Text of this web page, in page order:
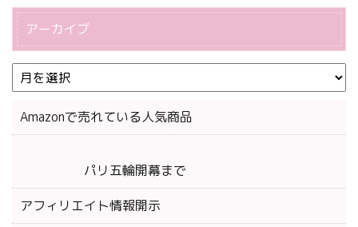
アーカイブ
Amazonで売れている人気商品
パリ五輪開幕まで
アフィリエイト情報開示